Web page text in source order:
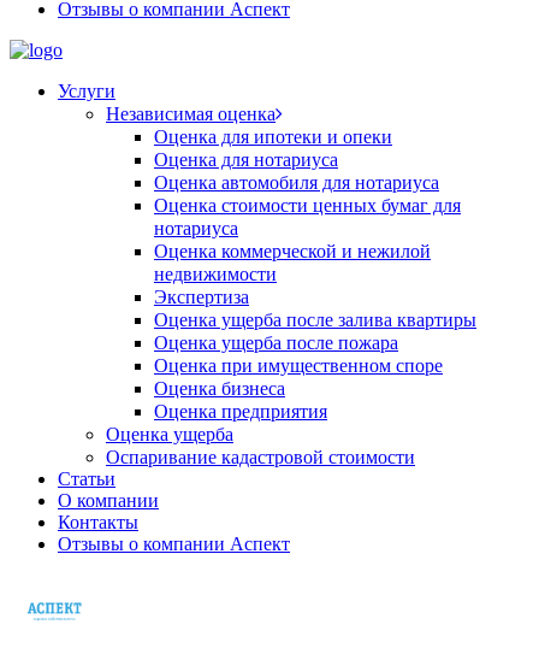
Отзывы о компании Аспект
Услуги
Независимая оценка
Оценка для ипотеки и опеки
Оценка для нотариуса
Оценка автомобиля для нотариуса
Оценка стоимости ценных бумаг для
нотариуса
Оценка коммерческой и нежилой
недвижимости
Экспертиза
Оценка ущерба после залива квартиры
Оценка ущерба после пожара
Оценка при имущественном споре
Оценка бизнеса
Оценка предприятия
Оценка ущерба
Оспаривание кадастровой стоимости
Статьи
О компании
Контакты
Отзывы о компании Аспект